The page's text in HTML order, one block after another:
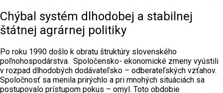
Chýbal systém dlhodobej a stabilnej
štátnej agrárnej politiky
Po roku 1990 došlo k obratu štruktúry slovenského
poľnohospodárstva. Spoločensko- ekonomické zmeny vyústili
v rozpad dlhodobých dodávateľsko – odberateľských vzťahov.
Spoločnosť sa menila prirýchlo a pri mnohých situáciách sa
postupovalo prístupom pokus – omyl. Toto obdobie